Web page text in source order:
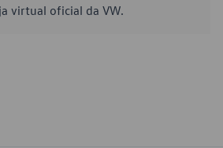
virtual oficial da VW.